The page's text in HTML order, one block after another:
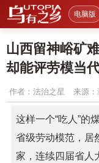
电脑版
山西留神峪矿
却能评劳模当
作者： 法治之星 来源：
这样一个“吃人”的
省级劳动模范，居
家，连续四届省人